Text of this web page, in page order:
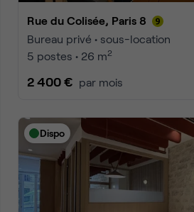
Rue du Colisée, Paris 8
Bureau privé • sous-location
5 postes • 26 m2
2 400 € par mois
Dispo